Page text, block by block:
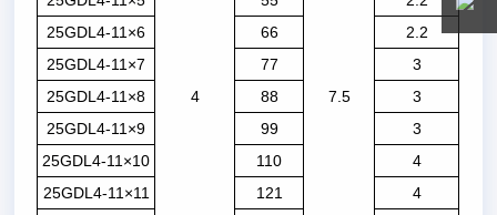
7.5
4
25GDL4-11×6
66
2.2
25GDL4-11×7
77
3
25GDL4-11×8
88
3
25GDL4-11×9
99
3
25GDL4-11×10
110
4
25GDL4-11×11
121
4